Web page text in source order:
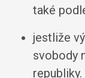
také
jestliže
svobody
republiky.